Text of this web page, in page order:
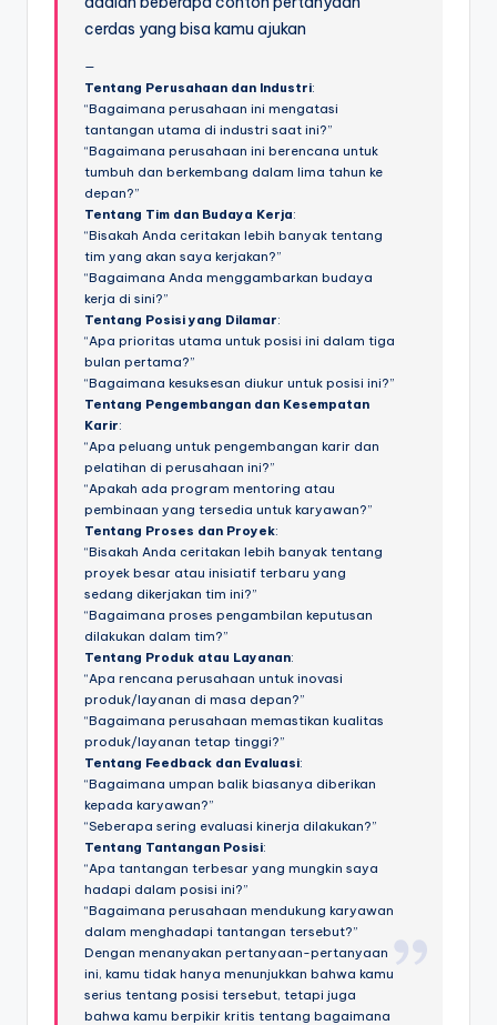
cerdas yang bisa kamu ajukan
Tentang Perusahaan dan Industri:
“Bagaimana perusahaan ini mengatasi
tantangan utama di industri saat ini?”
“Bagaimana perusahaan ini berencana untuk
tumbuh dan berkembang dalam lima tahun ke
depan?”
Tentang Tim dan Budaya Kerja:
“Bisakah Anda ceritakan lebih banyak tentang
tim yang akan saya kerjakan?”
“Bagaimana Anda menggambarkan budaya
kerja di sini?”
Tentang Posisi yang Dilamar:
“Apa prioritas utama untuk posisi ini dalam tiga
bulan pertama?”
“Bagaimana kesuksesan diukur untuk posisi ini?”
Tentang Pengembangan dan Kesempatan
Karir:
“Apa peluang untuk pengembangan karir dan
pelatihan di perusahaan ini?”
“Apakah ada program mentoring atau
pembinaan yang tersedia untuk karyawan?”
Tentang Proses dan Proyek:
“Bisakah Anda ceritakan lebih banyak tentang
proyek besar atau inisiatif terbaru yang
sedang dikerjakan tim ini?”
“Bagaimana proses pengambilan keputusan
dilakukan dalam tim?”
Tentang Produk atau Layanan:
“Apa rencana perusahaan untuk inovasi
produk/layanan di masa depan?”
“Bagaimana perusahaan memastikan kualitas
produk/layanan tetap tinggi?”
Tentang Feedback dan Evaluasi:
“Bagaimana umpan balik biasanya diberikan
kepada karyawan?”
“Seberapa sering evaluasi kinerja dilakukan?”
Tentang Tantangan Posisi:
“Apa tantangan terbesar yang mungkin saya
hadapi dalam posisi ini?”
“Bagaimana perusahaan mendukung karyawan
dalam menghadapi tantangan tersebut?”
Dengan menanyakan pertanyaan-pertanyaan
ini, kamu tidak hanya menunjukkan bahwa kamu
serius tentang posisi tersebut, tetapi juga
bahwa kamu berpikir kritis tentang bagaimana